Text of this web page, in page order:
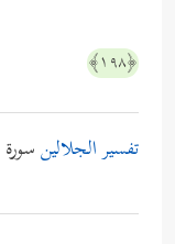
﴿١٩٨﴾
تفسير الجلالينسورة